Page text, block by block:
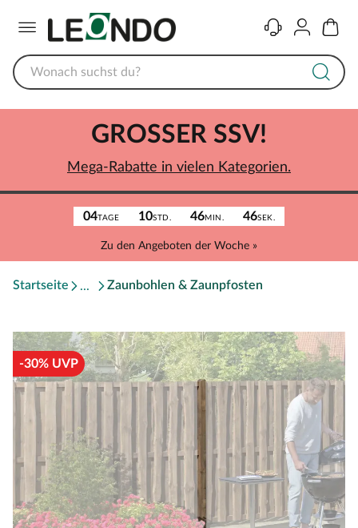
KontaktKonto
04TAGE 10STD. 46MIN. 46SEK.
Zu den Angeboten der Woche »
GROSSER SSV!
Mega-Rabatte in vielen Kategorien.
Startseite Zaunbohlen & Zaunpfosten
-30% UVP